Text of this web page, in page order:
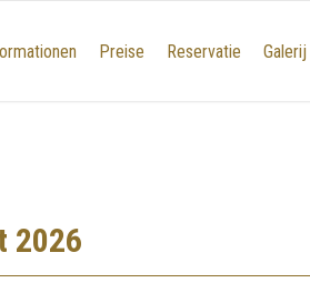
Preise Reservatie Galerij
2026